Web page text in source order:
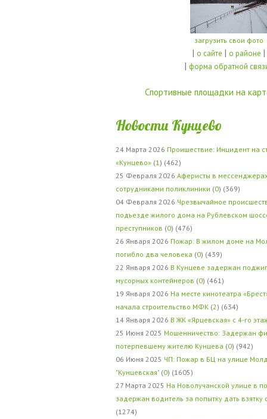
загрузить свои фото
| о сайте | о районе |
| форма обратной
Спортивные площадки на
Новости Кунцево
24 Марта 2026 Проишествие: Инцидент на
«Кунцево» (1 ) (462)
25 Февраля 2026 Аферисты в
сотрудниками поликлиники (0) (369)
04 Февраля 2026 Чрезвычайное
подъезде жилого дома на Рублевском
преступников (0) (476)
26 Января 2026 Пожар: В жилом доме на
погибло два человека (0) (439)
22 Января 2026 В Кунцеве задержан
мусорных контейнеров (0) (461)
19 Января 2026 На месте кинотеатра
начала строительство МФК (2) (634)
14 Января 2026 В ЖК «Ярцевская» с 4-го
25 Июня 2025 Мошенничество: Задержан
потерпевшему жителю Кунцева (0) (942)
06 Июня 2025 ЧП: Пожар в БЦ на улице
"Кунцевская" (0) (1605)
27 Марта 2025 На Новолучанской улице в
задержан водитель за попытку дать
(1274)